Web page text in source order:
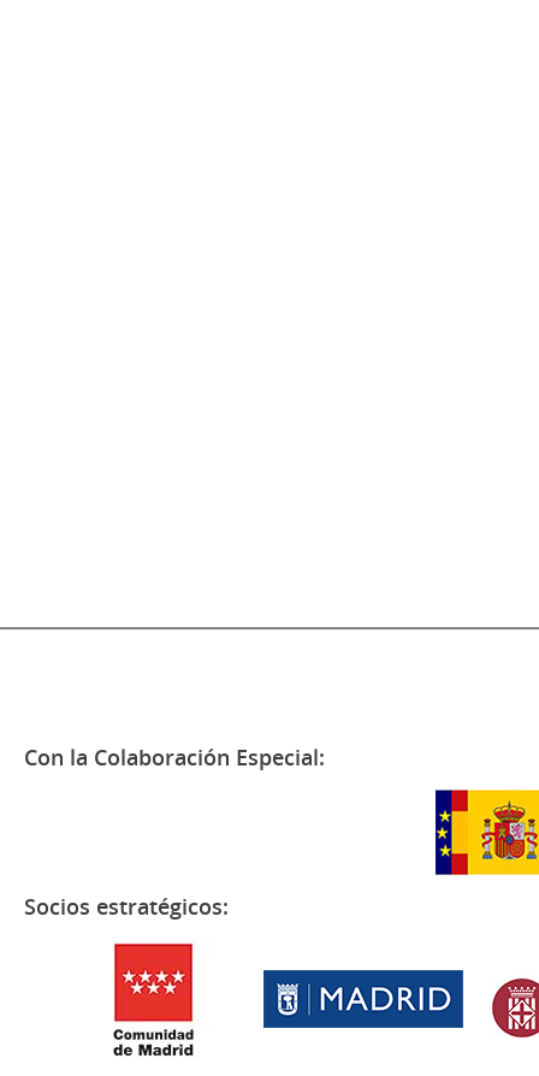
Con la Colaboración Especial:
Socios estratégicos: